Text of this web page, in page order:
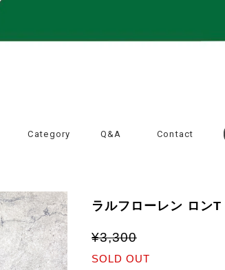
Category Q&A Contact
ラルフローレン ロン
¥3,300
SOLD OUT